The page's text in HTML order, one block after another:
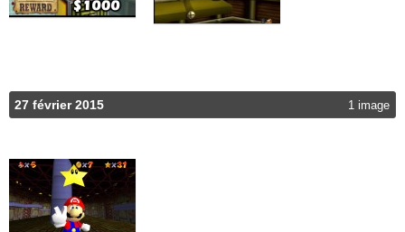
27 février 2015 1 image